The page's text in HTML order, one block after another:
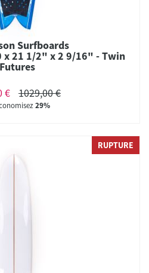
Surfboards
x 21 1/2" x 2 9/16" - Twin
€
1029,00 €
29%
RUPTURE